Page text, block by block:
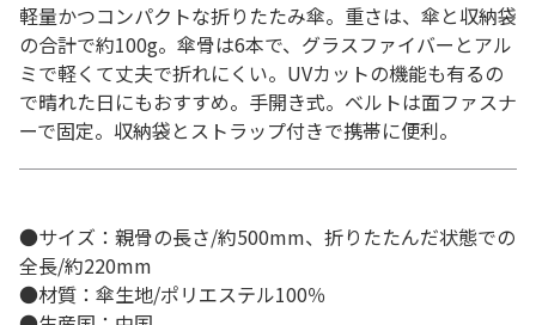
軽量かつコンパクトな折りたたみ傘。重さは、傘と収納袋
の合計で約100g。傘骨は6本で、グラスファイバーとアル
ミで軽くて丈夫で折れにくい。UVカットの機能も有るの
で晴れた日にもおすすめ。手開き式。ベルトは面ファスナ
ーで固定。収納袋とストラップ付きで携帯に便利。
●サイズ：親骨の長さ/約500mm、折りたたんだ状態での
全長/約220mm
●材質：傘生地/ポリエステル100％